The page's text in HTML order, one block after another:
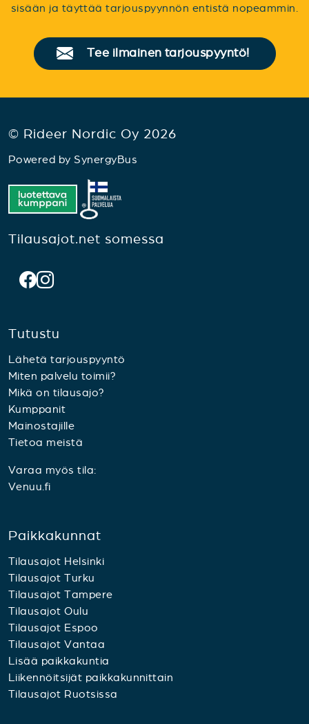
sisään ja täyttää tarjouspyynnön entistä nopeammin.
Tee ilmainen tarjouspyyntö!
© Rideer Nordic Oy 2026
Powered by SynergyBus
Tilausajot.net somessa
Tutustu
Lähetä tarjouspyyntö
Miten palvelu toimii?
Mikä on tilausajo?
Kumppanit
Mainostajille
Tietoa meistä
Varaa myös tila:
Venuu.fi
Paikkakunnat
Tilausajot Helsinki
Tilausajot Turku
Tilausajot Tampere
Tilausajot Oulu
Tilausajot Espoo
Tilausajot Vantaa
Lisää paikkakuntia
Liikennöitsijät paikkakunnittain
Tilausajot Ruotsissa